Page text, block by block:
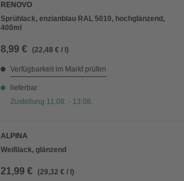
RENOVO
Sprühlack, enzianblau RAL 5010, hochglänzend,
400ml
8,99 € (22,48 € / l)
Verfügbarkeit im Markt prüfen
lieferbar
Zustellung 11.08. - 13.08.
ALPINA
Weißlack, glänzend
21,99 € (29,32 € / l)